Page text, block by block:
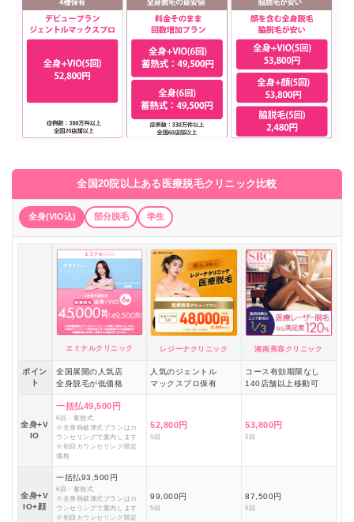
全国20院以上ある医療脱毛クリニック比較
全身(VIO込) 部分脱毛 学生
エミナルクリニック レジーナクリニック 湘南美容クリニック
ポイン
ト
全国展開の人気店
全身脱毛が低価格
人気のジェントル
マックスプロ保有
コース有効期限なし
140店舗以上移動可
全身+V
IO
一括払49,500円
6回・蓄熱式
※全身熱破壊式プランはカ
ウンセリングで案内します
※初回カウンセリング限定
価格
52,800円
5回
53,800円
5回
全身+V
IO+顔
一括払93,500円
6回・蓄熱式
※全身熱破壊式プランはカ
ウンセリングで案内します
※初回カウンセリング限定
99,000円
5回
87,500円
5回